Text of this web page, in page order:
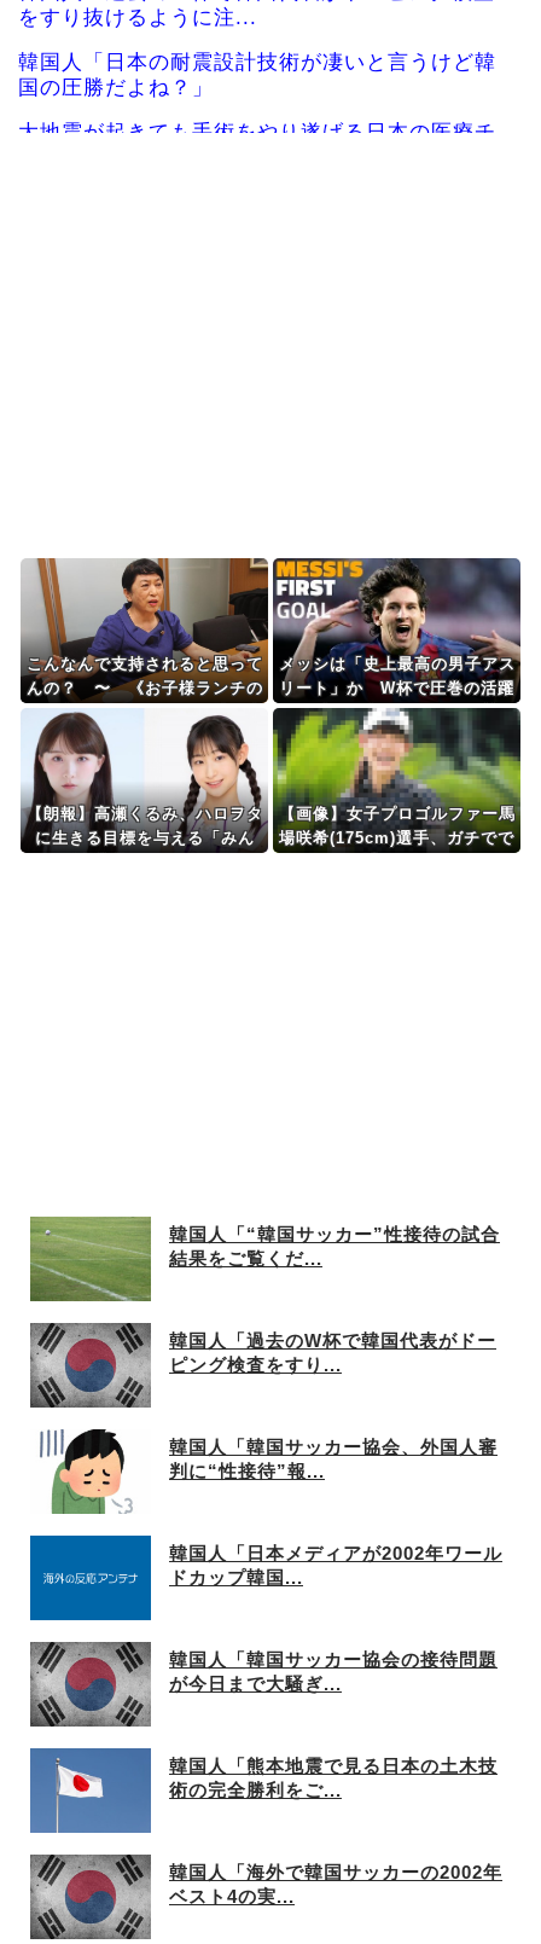
をすり抜けるように注...
韓国人「日本の耐震設計技術が凄いと言うけど韓
国の圧勝だよね？」
大地震が起きても手術をやり遂げる日本の医療チ
Powered by livedoor 相互RSS
こんなんで支持されると思って
んの？ 〜 《お子様ランチの
日の丸はどうなるの？》社民党
党首・福島みずほ氏「国旗損壊
罪」への危機感
メッシは「史上最高の男子アス
リート」か W杯で圧巻の活躍
を受けて米メディアが称賛
【朗報】高瀬くるみ、ハロヲタ
に生きる目標を与える「みん
【画像】女子プロゴルファー馬
場咲希(175cm)選手、ガチでで
韓国人「“韓国サッカー”性接待の試合
結果をご覧くだ...
韓国人「過去のW杯で韓国代表がドー
ピング検査をすり...
韓国人「韓国サッカー協会、外国人審
判に“性接待”報...
韓国人「日本メディアが2002年ワール
ドカップ韓国...
韓国人「韓国サッカー協会の接待問題
が今日まで大騒ぎ...
韓国人「熊本地震で見る日本の土木技
術の完全勝利をご...
韓国人「海外で韓国サッカーの2002年
ベスト4の実...